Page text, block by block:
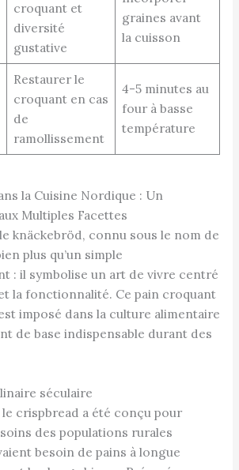
croquant et
diversité
gustative
graines avant
la cuisson
Restaurer le
croquant en cas
de
ramollissement
4-5 minutes au
four à basse
température
la Cuisine Nordique : Un
Multiples Facettes
knäckebröd, connu sous le nom de
plus qu’un simple
: il symbolise un art de vivre centré
la fonctionnalité. Ce pain croquant
imposé dans la culture alimentaire
de base indispensable durant des
séculaire
crispbread a été conçu pour
des populations rurales
besoin de pains à longue